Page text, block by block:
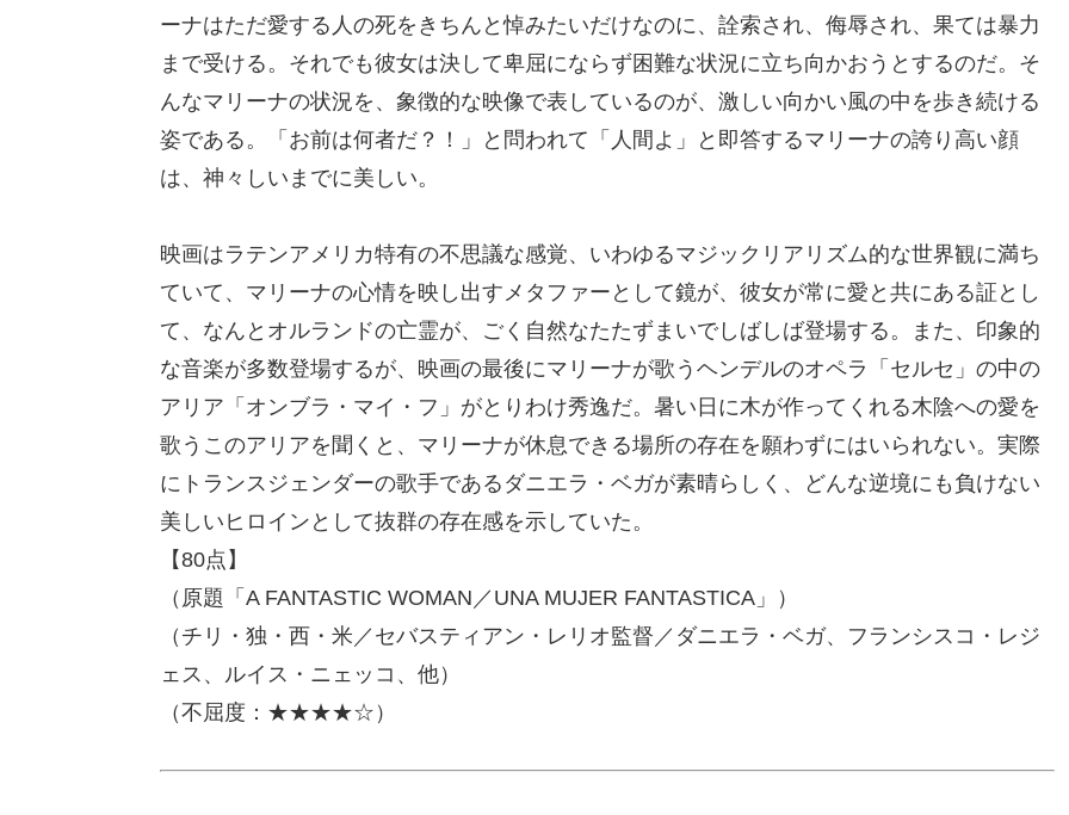
ーナはただ愛する人の死をきちんと悼みたいだけなのに、詮索され、侮辱され、果ては暴力
まで受ける。それでも彼女は決して卑屈にならず困難な状況に立ち向かおうとするのだ。そ
んなマリーナの状況を、象徴的な映像で表しているのが、激しい向かい風の中を歩き続ける
姿である。「お前は何者だ？！」と問われて「人間よ」と即答するマリーナの誇り高い顔
は、神々しいまでに美しい。
映画はラテンアメリカ特有の不思議な感覚、いわゆるマジックリアリズム的な世界観に満ち
ていて、マリーナの心情を映し出すメタファーとして鏡が、彼女が常に愛と共にある証とし
て、なんとオルランドの亡霊が、ごく自然なたたずまいでしばしば登場する。また、印象的
な音楽が多数登場するが、映画の最後にマリーナが歌うヘンデルのオペラ「セルセ」の中の
アリア「オンブラ・マイ・フ」がとりわけ秀逸だ。暑い日に木が作ってくれる木陰への愛を
歌うこのアリアを聞くと、マリーナが休息できる場所の存在を願わずにはいられない。実際
にトランスジェンダーの歌手であるダニエラ・ベガが素晴らしく、どんな逆境にも負けない
美しいヒロインとして抜群の存在感を示していた。
【80点】
（原題「A FANTASTIC WOMAN／UNA MUJER FANTASTICA」）
（チリ・独・西・米／セバスティアン・レリオ監督／ダニエラ・ベガ、フランシスコ・レジ
ェス、ルイス・ニェッコ、他）
（不屈度：★★★★☆）